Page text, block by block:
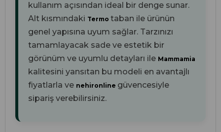
kullanım açısından ideal bir denge sunar.
Alt kısmındaki Termo taban ile ürünün
genel yapısına uyum sağlar. Tarzınızı
tamamlayacak sade ve estetik bir
görünüm ve uyumlu detayları ile Mammamia
kalitesini yansıtan bu modeli en avantajlı
fiyatlarla ve nehironline güvencesiyle
sipariş verebilirsiniz.